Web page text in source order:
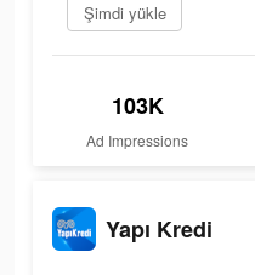
Şimdi yükle
103K
Ad Impressions
Yapı Kredi